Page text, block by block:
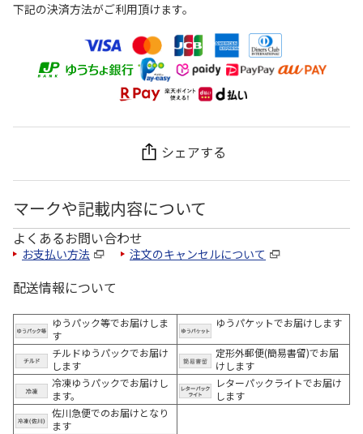
下記の決済方法がご利用頂けます。
シェアする
マークや記載内容について
よくあるお問い合わせ
お支払い方法 注文のキャンセルについて
配送情報について
ゆうパック等でお届けしま
す
ゆうパケットでお届けします
チルドゆうパックでお届け
します
定形外郵便(簡易書留)でお届
けします
冷凍ゆうパックでお届けし
ます。
レターパックライトでお届け
します
佐川急便でのお届けとなり
ます